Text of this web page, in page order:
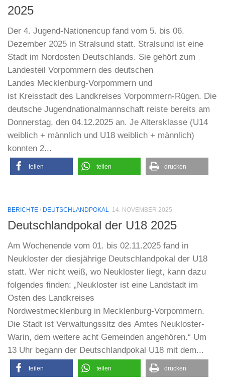
2025
Der 4. Jugend-Nationencup fand vom 5. bis 06.
Dezember 2025 in Stralsund statt. Stralsund ist eine
Stadt im Nordosten Deutschlands. Sie gehört zum
Landesteil Vorpommern des deutschen
Landes Mecklenburg-Vorpommern und
ist Kreisstadt des Landkreises Vorpommern-Rügen. Die
deutsche Jugendnationalmannschaft reiste bereits am
Donnerstag, den 04.12.2025 an. Je Altersklasse (U14
weiblich + männlich und U18 weiblich + männlich)
konnten 2...
teilen teilen drucken
BERICHTE / DEUTSCHLANDPOKAL 14. NOVEMBER 2025
Deutschlandpokal der U18 2025
Am Wochenende vom 01. bis 02.11.2025 fand in
Neukloster der diesjährige Deutschlandpokal der U18
statt. Wer nicht weiß, wo Neukloster liegt, kann dazu
folgendes finden: „Neukloster ist eine Landstadt im
Osten des Landkreises
Nordwestmecklenburg in Mecklenburg-Vorpommern.
Die Stadt ist Verwaltungssitz des Amtes Neukloster-
Warin, dem weitere acht Gemeinden angehören.“ Um
13 Uhr begann der Deutschlandpokal U18 mit dem...
teilen teilen drucken